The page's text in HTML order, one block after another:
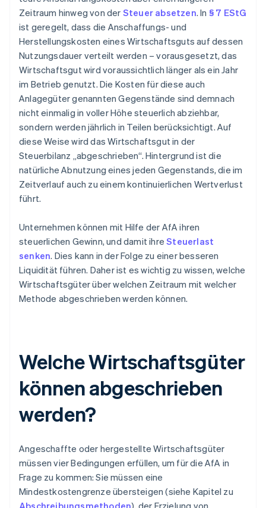
Zeitraum hinweg von der Steuer absetzen. In § 7 EStG
ist geregelt, dass die Anschaffungs- und
Herstellungskosten eines Wirtschaftsguts auf dessen
Nutzungsdauer verteilt werden – vorausgesetzt, das
Wirtschaftsgut wird voraussichtlich länger als ein Jahr
im Betrieb genutzt. Die Kosten für diese auch
Anlagegüter genannten Gegenstände sind demnach
nicht einmalig in voller Höhe steuerlich abziehbar,
sondern werden jährlich in Teilen berücksichtigt. Auf
diese Weise wird das Wirtschaftsgut in der
Steuerbilanz „abgeschrieben“. Hintergrund ist die
natürliche Abnutzung eines jeden Gegenstands, die im
Zeitverlauf auch zu einem kontinuierlichen Wertverlust
führt.
Unternehmen können mit Hilfe der AfA ihren
steuerlichen Gewinn, und damit ihreSteuerlast
senken. Dies kann in der Folge zu einer besseren
Liquidität führen. Daher ist es wichtig zu wissen, welche
Wirtschaftsgüter über welchen Zeitraum mit welcher
Methode abgeschrieben werden können.
Welche Wirtschaftsgüter
können abgeschrieben
werden?
Angeschaffte oder hergestellte Wirtschaftsgüter
müssen vier Bedingungen erfüllen, um für die AfA in
Frage zu kommen: Sie müssen eine
Mindestkostengrenze übersteigen (siehe Kapitel zu